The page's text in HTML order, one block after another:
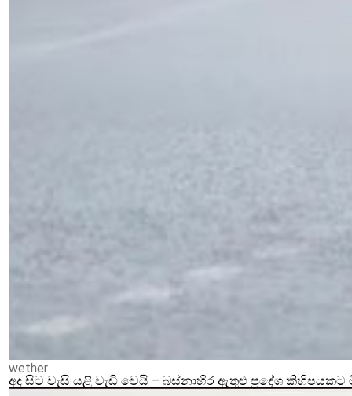
wether
අද සිට වැසි යළි වැඩි වෙයි – බස්නාහිර ඇතුළු ප්‍රදේශ කිහිපයකට